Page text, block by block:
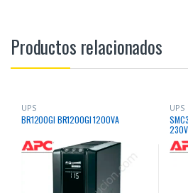
Productos relacionados
UPS
BR1200GI BR1200GI 1200VA
UPS
230V